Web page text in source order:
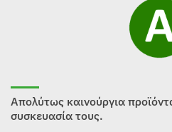
Απολύτως καινούργια
συσκευασία τους.